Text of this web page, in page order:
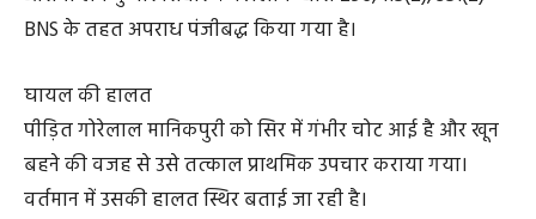
BNS के तहत अपराध पंजीबद्ध किया गया है।
घायल की हालत
पीड़ित गोरेलाल मानिकपुरी को सिर में गंभीर चोट आई है और खून
बहने की वजह से उसे तत्काल प्राथमिक उपचार कराया गया।
वर्तमान में उसकी हालत स्थिर बताई जा रही है।